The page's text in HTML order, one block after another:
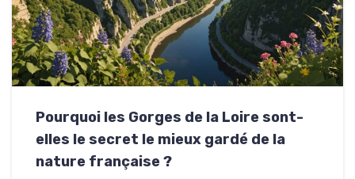
Pourquoi les Gorges de la Loire sont-
elles le secret le mieux gardé de la
nature française ?